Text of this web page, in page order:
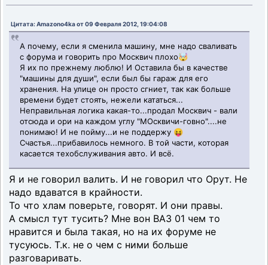
Цитата: Amazono4ka от 09 Февраля 2012, 19:04:08
А почему, если я сменила машину, мне надо сваливать
с форума и говорить про Москвич плохо🤯
Я их по прежнему люблю! И Оставила бы в качестве
"машины для души", если был бы гараж для его
хранения. На улице он просто сгниет, так как больше
времени будет стоять, нежели кататься...
Неправильная логика какая-то...продал Москвич - вали
отсюда и ори на каждом углу "МОсквичи-говно"....не
понимаю! И не пойму...и не поддержу 😝
Счастья...прибавилось немного. В той части, которая
касается техобслуживания авто. И всё.
Я и не говорил валить. И не говорил что Орут. Не
надо вдаватся в крайности.
То что хлам поверьте, говорят. И они правы.
А смысл тут тусить? Мне вон ВАЗ 01 чем то
нравится и была такая, но на их форуме не
тусуюсь. Т.к. не о чем с ними больше
разговаривать.